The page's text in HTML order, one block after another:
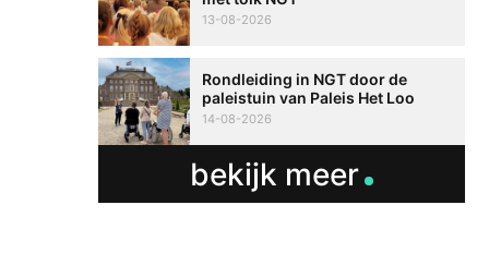
13-08-2026
Rondleiding in NGT door de
paleistuin van Paleis Het Loo
14-08-2026
bekijk meer